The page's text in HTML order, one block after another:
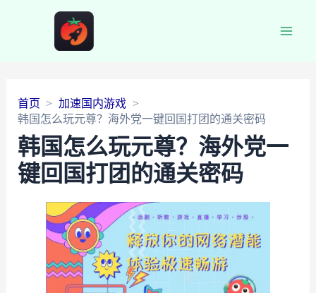
首页
加速国内游戏
韩国怎么玩元尊？海外党一键回国打团的通关密码
韩国怎么玩元尊？海外党一
键回国打团的通关密码